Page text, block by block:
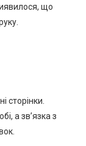
що
сторінки.
а зв’язка з